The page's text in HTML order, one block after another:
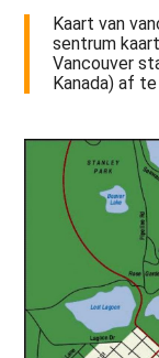
Kaart van
sentrum
Vancouver
Kanada) af te